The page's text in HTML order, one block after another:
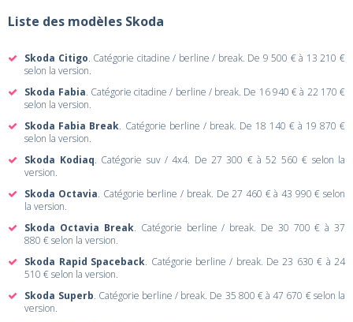
Liste des modèles Skoda
Skoda Citigo. Catégorie citadine / berline / break. De 9 500 € à 13 210 €
selon la version.
Skoda Fabia. Catégorie citadine / berline / break. De 16 940 € à 22 170 €
selon la version.
Skoda Fabia Break. Catégorie berline / break. De 18 140 € à 19 870 €
selon la version.
Skoda Kodiaq. Catégorie suv / 4x4. De 27 300 € à 52 560 € selon la
version.
Skoda Octavia. Catégorie berline / break. De 27 460 € à 43 990 € selon
la version.
Skoda Octavia Break. Catégorie berline / break. De 30 700 € à 37
880 € selon la version.
Skoda Rapid Spaceback. Catégorie berline / break. De 23 630 € à 24
510 € selon la version.
Skoda Superb. Catégorie berline / break. De 35 800 € à 47 670 € selon la
version.